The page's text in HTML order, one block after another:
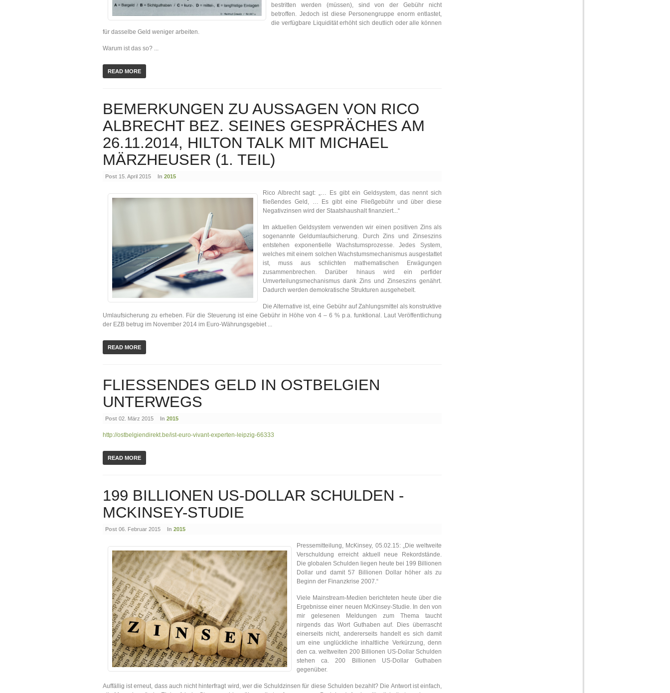
bestritten werden (müssen), sind von der Gebühr nicht
betroffen. Jedoch ist diese Personengruppe enorm entlastet,
die verfügbare Liquidität erhöht sich deutlich oder alle können
für dasselbe Geld weniger arbeiten.
Warum ist das so? ...
READ MORE
BEMERKUNGEN ZU AUSSAGEN VON RICO
ALBRECHT BEZ. SEINES GESPRÄCHES AM
26.11.2014, HILTON TALK MIT MICHAEL
MÄRZHEUSER (1. TEIL)
Post 15. April 2015 In 2015
Rico Albrecht sagt: „… Es gibt ein Geldsystem, das nennt sich
fließendes Geld, … Es gibt eine Fließgebühr und über diese
Negativzinsen wird der Staatshaushalt finanziert...“
Im aktuellen Geldsystem verwenden wir einen positiven Zins als
sogenannte Geldumlaufsicherung. Durch Zins und Zinseszins
entstehen exponentielle Wachstumsprozesse. Jedes System,
welches mit einem solchen Wachstumsmechanismus ausgestattet
ist, muss aus schlichten mathematischen Erwägungen
zusammenbrechen. Darüber hinaus wird ein perfider
Umverteilungsmechanismus dank Zins und Zinseszins genährt.
Dadurch werden demokratische Strukturen ausgehebelt.
Die Alternative ist, eine Gebühr auf Zahlungsmittel als konstruktive
Umlaufsicherung zu erheben. Für die Steuerung ist eine Gebühr in Höhe von 4 – 6 % p.a. funktional. Laut Veröffentlichung
der EZB betrug im November 2014 im Euro-Währungsgebiet ...
READ MORE
FLIESSENDES GELD IN OSTBELGIEN U
NTERWEGS
Post 02. März 2015 In 2015
http://ostbelgiendirekt.be/ist-euro-vivant-experten-leipzig-66333
READ MORE
199 BILLIONEN US-DOLLAR SCHULDEN -
MCKINSEY-STUDIE
Post 06. Februar 2015 In 2015
Pressemitteilung, McKinsey, 05.02.15: „Die weltweite
Verschuldung erreicht aktuell neue Rekordstände.
Die globalen Schulden liegen heute bei 199 Billionen
Dollar und damit 57 Billionen Dollar höher als zu
Beginn der Finanzkrise 2007.“
Viele Mainstream-Medien berichteten heute über die
Ergebnisse einer neuen McKinsey-Studie. In den von
mir gelesenen Meldungen zum Thema taucht
nirgends das Wort Guthaben auf. Dies überrascht
einerseits nicht, andererseits handelt es sich damit
um eine unglückliche inhaltliche Verkürzung, denn
den ca. weltweiten 200 Billionen US-Dollar Schulden
stehen ca. 200 Billionen US-Dollar Guthaben
gegenüber.
Auffällig ist erneut, dass auch nicht hinterfragt wird, wer die Schuldzinsen für diese Schulden bezahlt? Die Antwort ist einfach,